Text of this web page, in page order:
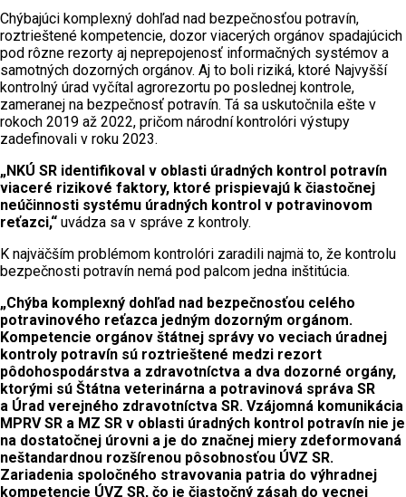
Chýbajúci komplexný dohľad nad bezpečnosťou potravín,
roztrieštené kompetencie, dozor viacerých orgánov spadajúcich
pod rôzne rezorty aj neprepojenosť informačných systémov a
samotných dozorných orgánov. Aj to boli riziká, ktoré Najvyšší
kontrolný úrad vyčítal agrorezortu po poslednej kontrole,
zameranej na bezpečnosť potravín. Tá sa uskutočnila ešte v
rokoch 2019 až 2022, pričom národní kontrolóri výstupy
zadefinovali v roku 2023.
„NKÚ SR identifikoval v oblasti úradných kontrol potravín
viaceré rizikové faktory, ktoré prispievajú k čiastočnej
neúčinnosti systému úradných kontrol v potravinovom
reťazci,“ uvádza sa v správe z kontroly.
K najväčším problémom kontrolóri zaradili najmä to, že kontrolu
bezpečnosti potravín nemá pod palcom jedna inštitúcia.
„Chýba komplexný dohľad nad bezpečnosťou celého
potravinového reťazca jedným dozorným orgánom.
Kompetencie orgánov štátnej správy vo veciach úradnej
kontroly potravín sú roztrieštené medzi rezort
pôdohospodárstva a zdravotníctva a dva dozorné orgány,
ktorými sú Štátna veterinárna a potravinová správa SR
a Úrad verejného zdravotníctva SR. Vzájomná komunikácia
MPRV SR a MZ SR v oblasti úradných kontrol potravín nie je
na dostatočnej úrovni a je do značnej miery zdeformovaná
neštandardnou rozšírenou pôsobnosťou ÚVZ SR.
Zariadenia spoločného stravovania patria do výhradnej
kompetencie ÚVZ SR, čo je čiastočný zásah do vecnej